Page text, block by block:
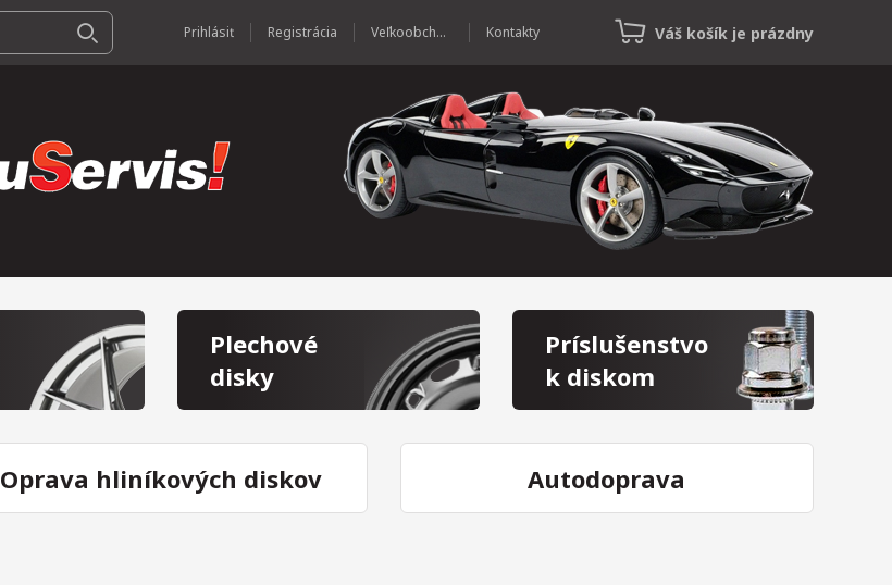
Prihlásiť Registrácia Veľkoobchod Kontakty Váš košík je prázdny
Plechové
disky
Príslušenstvo
k diskom
Oprava hliníkových diskov Autodoprava